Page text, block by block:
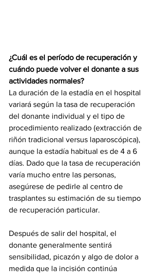
¿Cuál es el período de recuperación y
cuándo puede volver el donante a sus
actividades normales?
La duración de la estadía en el hospital
variará según la tasa de recuperación
del donante individual y el tipo de
procedimiento realizado (extracción de
riñón tradicional versus laparoscópica),
aunque la estadía habitual es de 4 a 6
días. Dado que la tasa de recuperación
varía mucho entre las personas,
asegúrese de pedirle al centro de
trasplantes su estimación de su tiempo
de recuperación particular.
Después de salir del hospital, el
donante generalmente sentirá
sensibilidad, picazón y algo de dolor a
medida que la incisión continúa